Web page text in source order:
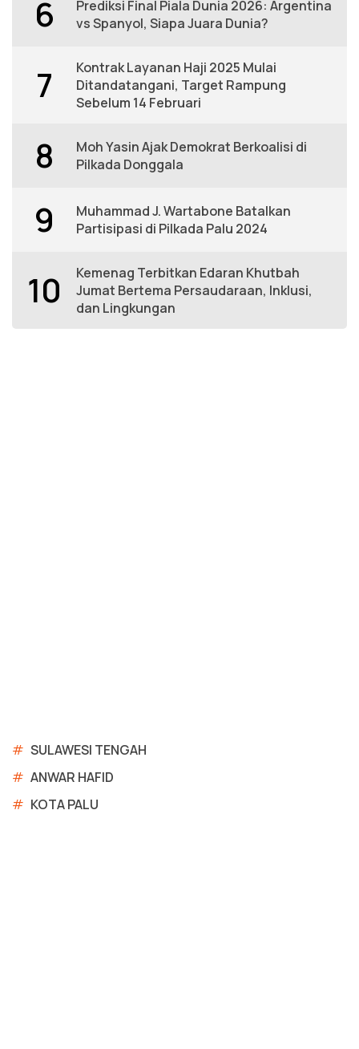
6
Prediksi Final Piala Dunia 2026: Argentina
vs Spanyol, Siapa Juara Dunia?
7
Kontrak Layanan Haji 2025 Mulai
Ditandatangani, Target Rampung
Sebelum 14 Februari
8
Moh Yasin Ajak Demokrat Berkoalisi di
Pilkada Donggala
9
Muhammad J. Wartabone Batalkan
Partisipasi di Pilkada Palu 2024
10
Kemenag Terbitkan Edaran Khutbah
Jumat Bertema Persaudaraan, Inklusi,
dan Lingkungan
# SULAWESI TENGAH
# ANWAR HAFID
# KOTA PALU